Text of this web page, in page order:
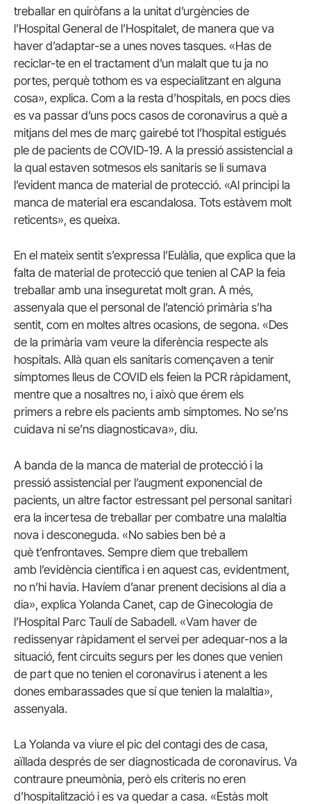
treballar en quiròfans a la unitat d’urgències de
l’Hospital General de l’Hospitalet, de manera que va
haver d’adaptar-se a unes noves tasques. «Has de
reciclar-te en el tractament d’un malalt que tu ja no
portes, perquè tothom es va especialitzant en alguna
cosa», explica. Com a la resta d’hospitals, en pocs dies
es va passar d’uns pocs casos de coronavirus a què a
mitjans del mes de març gairebé tot l’hospital estigués
ple de pacients de COVID-19. A la pressió assistencial a
la qual estaven sotmesos els sanitaris se li sumava
l’evident manca de material de protecció. «Al principi la
manca de material era escandalosa. Tots estàvem molt
reticents», es queixa.
En el mateix sentit s’expressa l’Eulàlia, que explica que la
falta de material de protecció que tenien al CAP la feia
treballar amb una inseguretat molt gran. A més,
assenyala que el personal de l’atenció primària s’ha
sentit, com en moltes altres ocasions, de segona. «Des
de la primària vam veure la diferència respecte als
hospitals. Allà quan els sanitaris començaven a tenir
símptomes lleus de COVID els feien la PCR ràpidament,
mentre que a nosaltres no, i això que érem els
primers a rebre els pacients amb símptomes. No se’ns
cuidava ni se’ns diagnosticava», diu.
A banda de la manca de material de protecció i la
pressió assistencial per l’augment exponencial de
pacients, un altre factor estressant pel personal sanitari
era la incertesa de treballar per combatre una malaltia
nova i desconeguda. «No sabies ben bé a
què t’enfrontaves. Sempre diem que treballem
amb l’evidència científica i en aquest cas, evidentment,
no n’hi havia. Havíem d’anar prenent decisions al dia a
dia», explica Yolanda Canet, cap de Ginecologia de
l’Hospital Parc Taulí de Sabadell. «Vam haver de
redissenyar ràpidament el servei per adequar-nos a la
situació, fent circuits segurs per les dones que venien
de part que no tenien el coronavirus i atenent a les
dones embarassades que sí que tenien la malaltia»,
assenyala.
La Yolanda va viure el pic del contagi des de casa,
aïllada després de ser diagnosticada de coronavirus. Va
contraure pneumònia, però els criteris no eren
d’hospitalització i es va quedar a casa. «Estàs molt